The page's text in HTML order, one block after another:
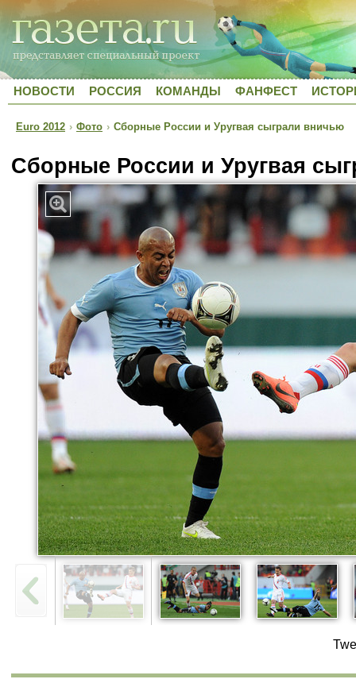
НОВОСТИ РОССИЯ КОМАНДЫ ФАНФЕСТ
Euro 2012 › Фото › Сборные России и Уругвая сыграли вничью
Сборные России и Уругвая